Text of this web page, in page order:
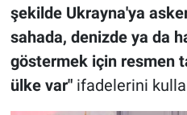
şekilde Ukrayna'ya
sahada, denizde ya da
göstermek için resmen
ülke var"ifadelerini